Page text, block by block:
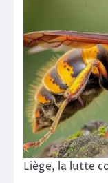
Liège, la lutte